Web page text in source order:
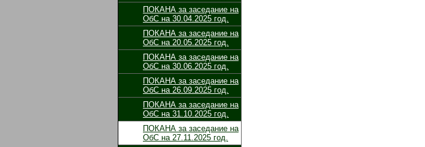
ПОКАНА за заседание на
ОбС на 30.04.2025 год.
ПОКАНА за заседание на
ОбС на 20.05.2025 год.
ПОКАНА за заседание на
ОбС на 30.06.2025 год.
ПОКАНА за заседание на
ОбС на 26.09.2025 год.
ПОКАНА за заседание на
ОбС на 31.10.2025 год.
ПОКАНА за заседание на
ОбС на 27.11.2025 год.